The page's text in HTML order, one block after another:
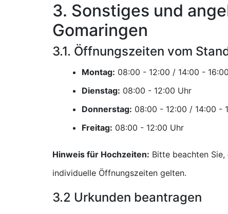
3. Sonstiges und
Gomaringen
3.1. Öffnungszeiten vom
Montag:
Dienstag:
Uhr
Donnerstag:
Freitag:
Uhr
Hinweis für Hochzeiten: Bitte beachten
individuelle Öffnungszeiten gelten.
3.2 Urkunden beantragen